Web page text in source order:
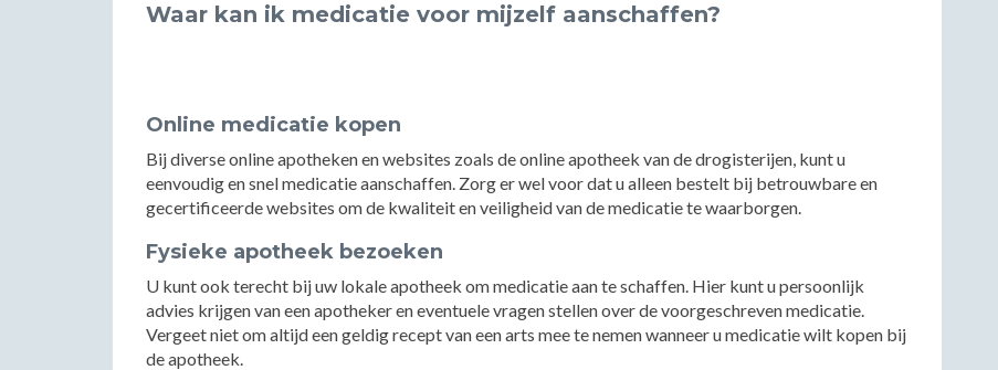
Waar kan ik medicatie voor mijzelf aanschaffen?
Online medicatie kopen
Bij diverse online apotheken en websites zoals de online apotheek van de drogisterijen, kunt u
eenvoudig en snel medicatie aanschaffen. Zorg er wel voor dat u alleen bestelt bij betrouwbare en
gecertificeerde websites om de kwaliteit en veiligheid van de medicatie te waarborgen.
Fysieke apotheek bezoeken
U kunt ook terecht bij uw lokale apotheek om medicatie aan te schaffen. Hier kunt u persoonlijk
advies krijgen van een apotheker en eventuele vragen stellen over de voorgeschreven medicatie.
Vergeet niet om altijd een geldig recept van een arts mee te nemen wanneer u medicatie wilt kopen bij
de apotheek.